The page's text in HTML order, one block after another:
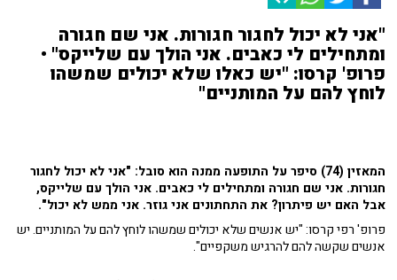
"אני לא יכול לחגור חגורות. אני שם חגורה
ומתחילים לי כאבים. אני הולך עם שלייקס" •
פרופ' קרסו: "יש כאלו שלא יכולים שמשהו
לוחץ להם על המותניים"
המאזין (74) סיפר על התופעה ממנה הוא סובל: "אני לא יכול לחגור
חגורות. אני שם חגורה ומתחילים לי כאבים. אני הולך עם שלייקס,
אבל האם יש פיתרון? את התחתונים אני גוזר. אני ממש לא יכול".
פרופ' רפי קרסו: "יש אנשים שלא יכולים שמשהו לוחץ להם על המותניים. יש
אנשים שקשה להם להרגיש משקפיים".